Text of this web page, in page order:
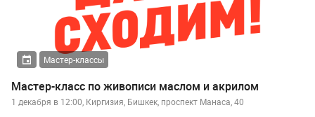
Мастер-классы
Масте­р-класс по живописи маслом и акрилом
1 декабря в 12:00, Киргизия, Бишкек, проспект Манаса, 40